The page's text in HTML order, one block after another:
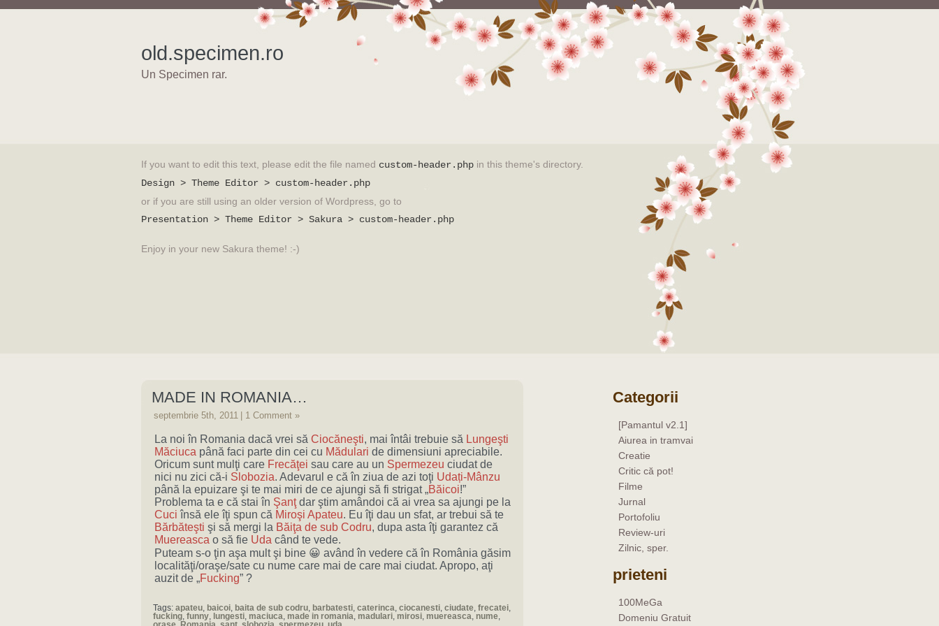
old.specimen.ro
Un Specimen rar.
If you want to edit this text, please edit the file named custom-header.php in this theme's directory.
Design > Theme Editor > custom-header.php
or if you are still using an older version of Wordpress, go to
Presentation > Theme Editor > Sakura > custom-header.php
Enjoy in your new Sakura theme! :-)
MADE IN ROMANIA…
septembrie 5th, 2011 1 Comment »
La noi în Romania dacă vrei să Ciocăneşti, mai întâi trebuie să Lungeşti
Măciuca până faci parte din cei cu Mădulari de dimensiuni apreciabile.
Oricum sunt mulţi care Frecăţei sau care au un Spermezeu ciudat de
nici nu zici că-i Slobozia. Adevarul e că în ziua de azi toţi Udați-Mânzu
până la epuizare şi te mai miri de ce ajungi să fi strigat „Băicoi!”
Problema ta e că stai în Şanţdar ştim amândoi că ai vrea sa ajungi pe la
Cuci însă ele îţi spun că Miroşi Apateu. Eu îţi dau un sfat, ar trebui să te
Bărbăteşti şi să mergi la Băiţa de sub Codru, dupa asta îţi garantez că
Muereasca o să fie Uda când te vede.
Puteam s-o ţin aşa mult şi bine 😀 având în vedere că în România găsim
localităţi/oraşe/sate cu nume care mai de care mai ciudat. Apropo, aţi
auzit de „Fucking” ?
Tags: apateu baicoi baita de sub codru barbatesti caterinca ciocanesti ciudate frecatei
fucking funny lungesti maciuca made in romania madulari mirosi muereasca nume
Categorii
[Pamantul v2.1]
Aiurea in tramvai
Creatie
Critic că pot!
Filme
Jurnal
Portofoliu
Review-uri
Zilnic, sper.
prieteni
100MeGa
Domeniu Gratuit